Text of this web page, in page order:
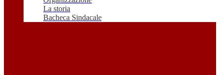
La storia
Bacheca Sindacale